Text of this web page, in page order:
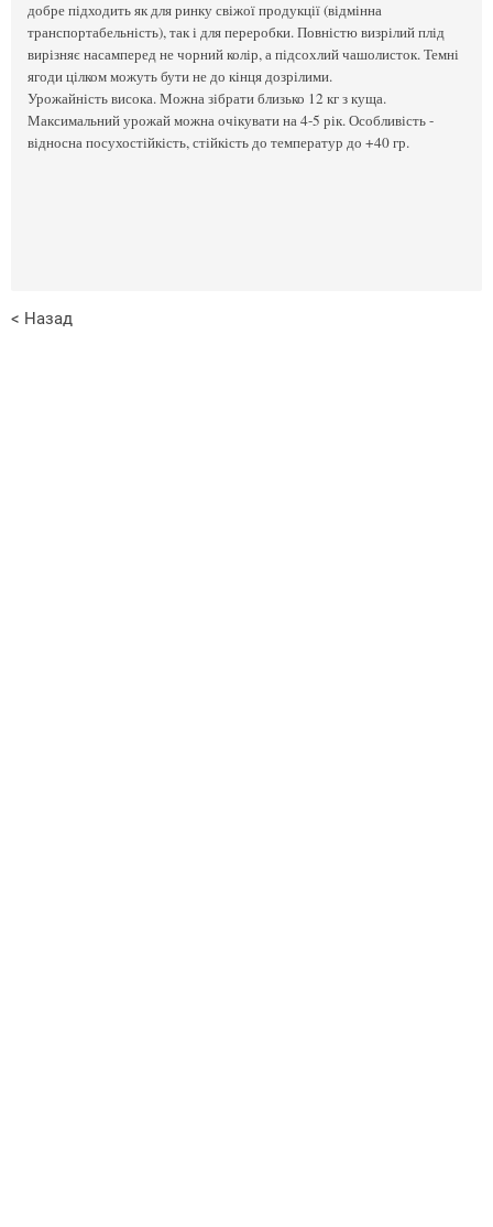
добре підходить як для ринку свіжої продукції (відмінна
транспортабельність), так і для переробки. Повністю визрілий плід
вирізняє насамперед не чорний колір, а підсохлий чашолисток. Темні
ягоди цілком можуть бути не до кінця дозрілими.
Урожайність висока. Можна зібрати близько 12 кг з куща.
Максимальний урожай можна очікувати на 4-5 рік. Особливість -
відносна посухостійкість, стійкість до температур до +40 гр.
< Назад